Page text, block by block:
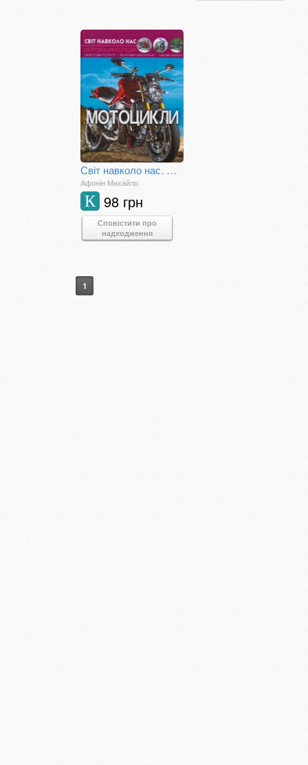
Світ навколо нас. Мотоцикли
Афонін Михайло
98 грн
К
Сповістити про
надходження
1